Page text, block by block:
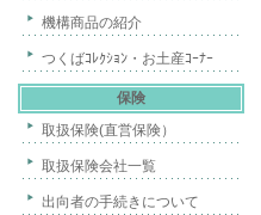
機構商品の紹介
つくばｺﾚｸｼｮﾝ・お土産ｺｰﾅｰ
保険
取扱保険(直営保険）
取扱保険会社一覧
出向者の手続きについて